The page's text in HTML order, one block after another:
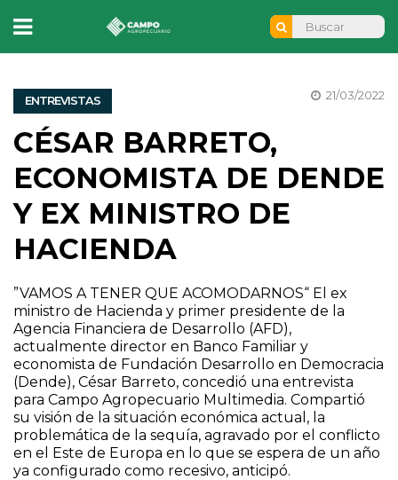
ENTREVISTAS 21/03/2022
CÉSAR BARRETO,
ECONOMISTA DE DENDE
Y EX MINISTRO DE
HACIENDA
”VAMOS A TENER QUE ACOMODARNOS“ El ex
ministro de Hacienda y primer presidente de la
Agencia Financiera de Desarrollo (AFD),
actualmente director en Banco Familiar y
economista de Fundación Desarrollo en Democracia
(Dende), César Barreto, concedió una entrevista
para Campo Agropecuario Multimedia. Compartió
su visión de la situación económica actual, la
problemática de la sequía, agravado por el conflicto
en el Este de Europa en lo que se espera de un año
ya configurado como recesivo, anticipó.